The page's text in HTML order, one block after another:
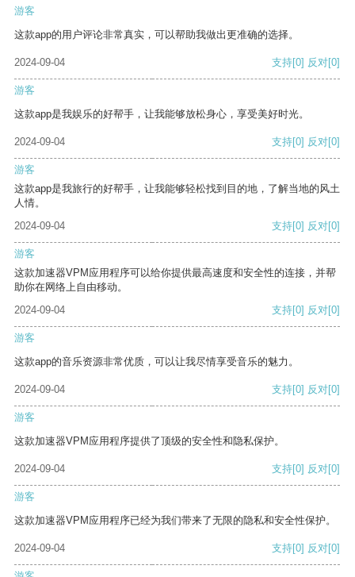
游客
这款app的用户评论非常真实，可以帮助我做出更准确的选择。
2024-09-04 支持[0] 反对[0]
游客
这款app是我娱乐的好帮手，让我能够放松身心，享受美好时光。
2024-09-04 支持[0] 反对[0]
游客
这款app是我旅行的好帮手，让我能够轻松找到目的地，了解当地的风土
人情。
2024-09-04
支持[0] 反对[0]
游客
这款加速器VPM应用程序可以给你提供最高速度和安全性的连接，并帮
助你在网络上自由移动。
2024-09-04
支持[0] 反对[0]
游客
这款app的音乐资源非常优质，可以让我尽情享受音乐的魅力。
2024-09-04 支持[0] 反对[0]
游客
这款加速器VPM应用程序提供了顶级的安全性和隐私保护。
2024-09-04 支持[0] 反对[0]
游客
这款加速器VPM应用程序已经为我们带来了无限的隐私和安全性保护。
2024-09-04 支持[0] 反对[0]